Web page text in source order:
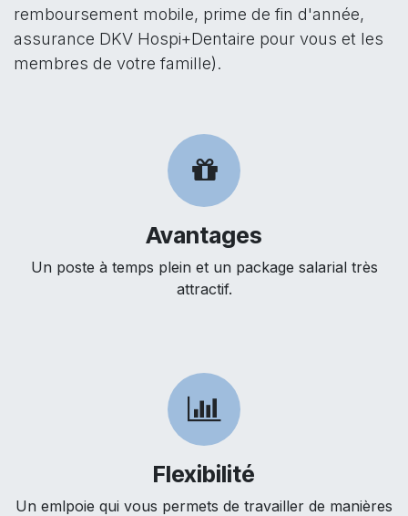
remboursement mobile, prime de fin d'année,
assurance DKV Hospi+Dentaire pour vous et les
membres de votre famille).
Avantages
Un poste à temps plein et un package salarial très
attractif.
Flexibilité
Un emlpoie qui vous permets de travailler de manières